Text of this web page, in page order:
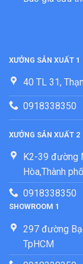
XƯỞNG SẢN XUẤT 1
40 TL 31,
0918338350
XƯỞNG SẢN XUẤT 2
K2-39 đường
Hòa,Thành
0918338350
SHOWROOM 1
297 đường
TpHCM